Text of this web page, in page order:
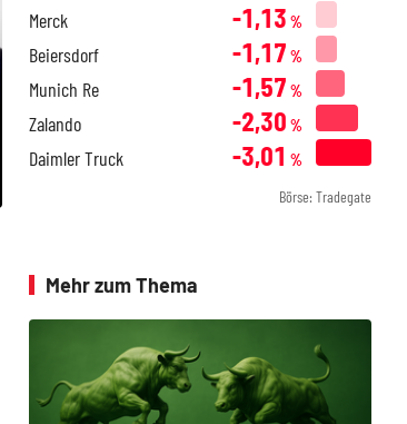
Merck -1,13 %
Beiersdorf -1,17 %
Munich Re -1,57 %
Zalando -2,30 %
Daimler Truck -3,01 %
Börse: Tradegate
Mehr zum Thema